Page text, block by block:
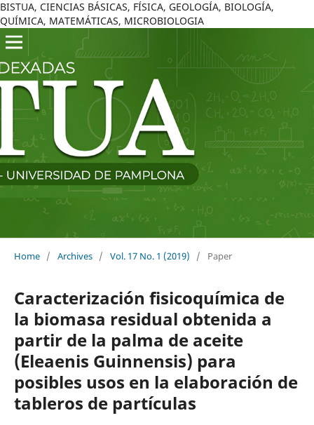
BISTUA, CIENCIAS BÁSICAS, FÍSICA, GEOLOGÍA, BIOLOGÍA,
QUÍMICA, MATEMÁTICAS, MICROBIOLOGIA
Home / Archives / Vol. 17 No. 1 (2019) / Paper
Caracterización fisicoquímica de
la biomasa residual obtenida a
partir de la palma de aceite
(Eleaenis Guinnensis) para
posibles usos en la elaboración de
tableros de partículas